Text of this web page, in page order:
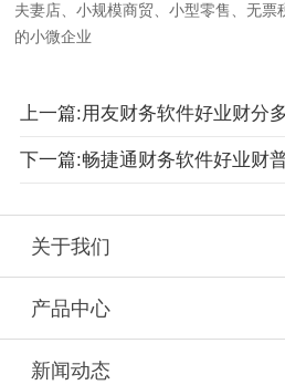
夫妻店、小规模商贸、小型零售、无票
的小微企业
关于我们
产品中心
新闻动态